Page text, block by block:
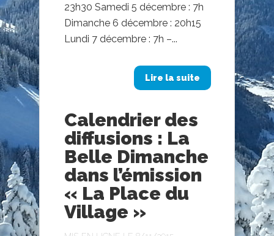
23h30 Samedi 5 décembre : 7h
Dimanche 6 décembre : 20h15
Lundi 7 décembre : 7h –...
Lire la suite
Calendrier des
diffusions : La
Belle Dimanche
dans l’émission
« La Place du
Village »